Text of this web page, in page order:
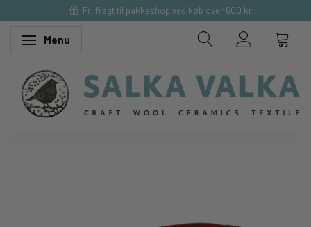
Fri fragt til pakkeshop ved køb over 600 kr
Skifte navigation
Menu